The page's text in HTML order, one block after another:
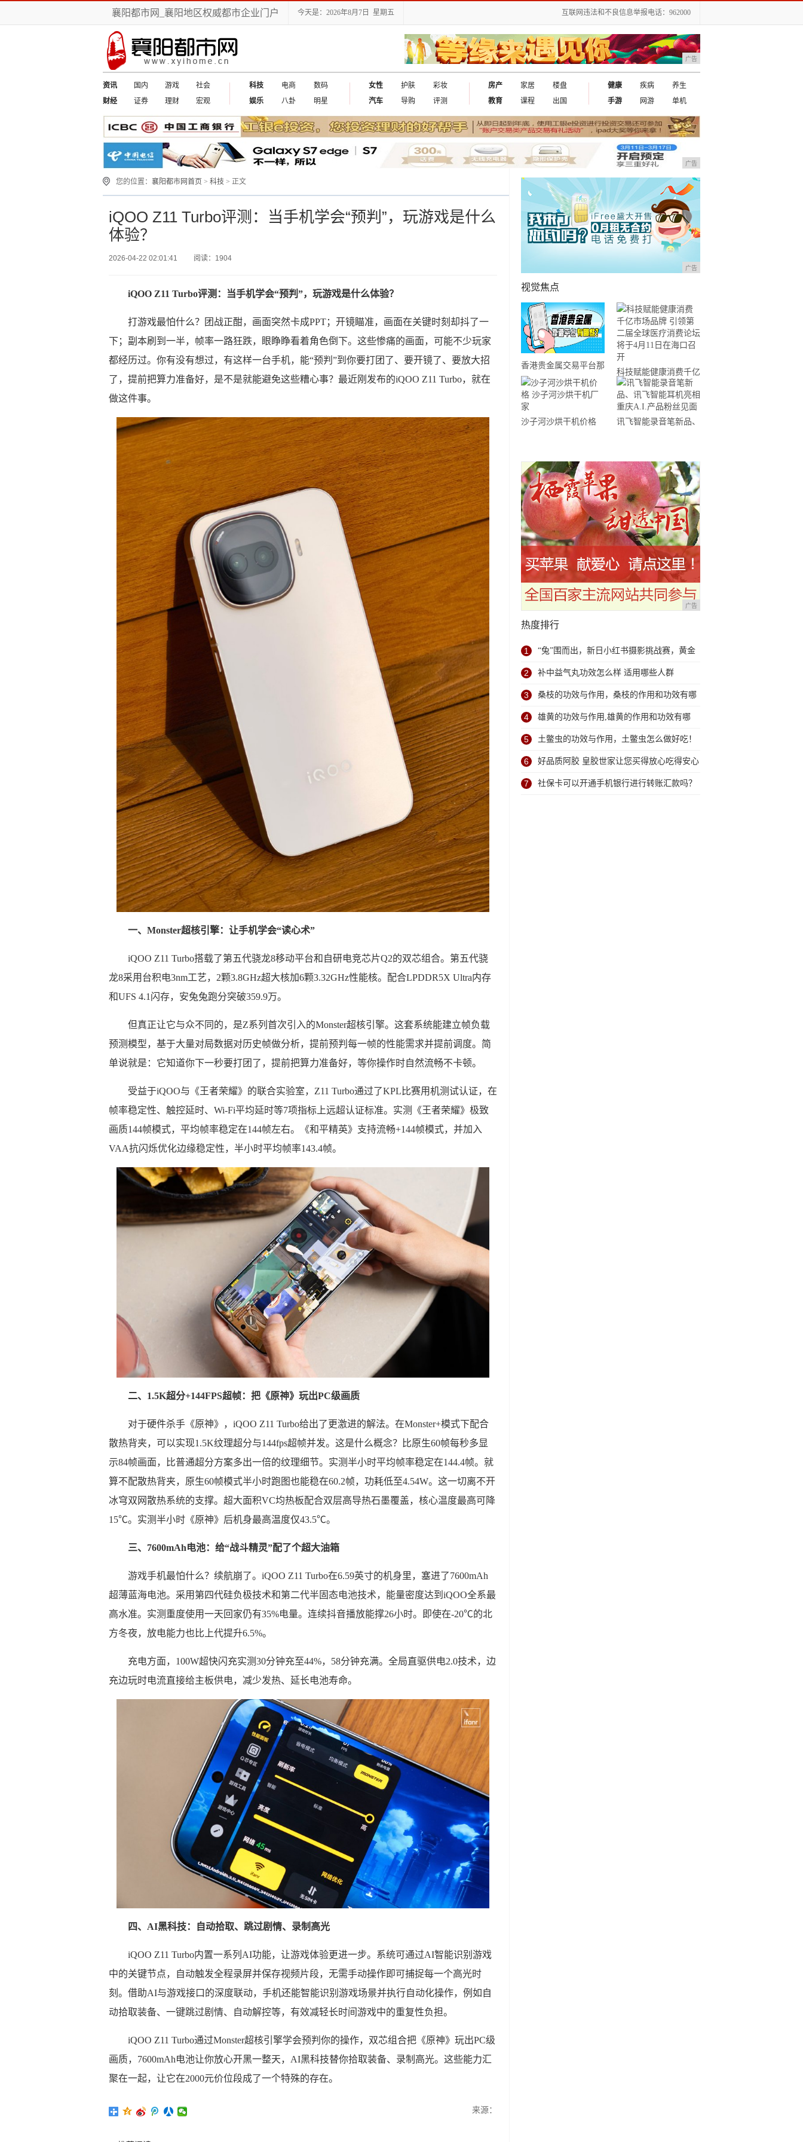
襄阳都市网_襄阳地区权威都市企业门户 今天是：2026年8月7日 星期五 互联网违法和不良信息举报电话：962000
广告
资讯 国内 游戏
社会
财经
证券 理财 宏观
科技 电商
数码
娱乐
八卦 明星
女性 护肤
彩妆
汽车
导购 评测
房产 家居
楼盘
教育
课程 出国
健康 疾病
养生
手游
网游 单机
广告
您的位置： 襄阳都市网首页 > 科技 > 正文
iQOO Z11 Turbo评测：当手机学会“预判”，玩游戏是什么
体验？
2026-04-22 02:01:41 阅读：1904
iQOO Z11 Turbo评测：当手机学会“预判”，玩游戏是什么体验？
打游戏最怕什么？团战正酣，画面突然卡成PPT；开镜瞄准，画面在关键时刻却抖了一
下；副本刷到一半，帧率一路狂跌，眼睁睁看着角色倒下。这些惨痛的画面，可能不少玩家
都经历过。你有没有想过，有这样一台手机，能“预判”到你要打团了、要开镜了、要放大招
了，提前把算力准备好，是不是就能避免这些糟心事？最近刚发布的iQOO Z11 Turbo，就在
做这件事。
一、Monster超核引擎：让手机学会“读心术”
iQOO Z11 Turbo搭载了第五代骁龙8移动平台和自研电竞芯片Q2的双芯组合。第五代骁
龙8采用台积电3nm工艺，2颗3.8GHz超大核加6颗3.32GHz性能核。配合LPDDR5X Ultra内存
和UFS 4.1闪存，安兔兔跑分突破359.9万。
但真正让它与众不同的，是Z系列首次引入的Monster超核引擎。这套系统能建立帧负载
预测模型，基于大量对局数据对历史帧做分析，提前预判每一帧的性能需求并提前调度。简
单说就是：它知道你下一秒要打团了，提前把算力准备好，等你操作时自然流畅不卡顿。
受益于iQOO与《王者荣耀》的联合实验室，Z11 Turbo通过了KPL比赛用机测试认证，在
帧率稳定性、触控延时、Wi-Fi平均延时等7项指标上远超认证标准。实测《王者荣耀》极致
画质144帧模式，平均帧率稳定在144帧左右。《和平精英》支持流畅+144帧模式，并加入
VAA抗闪烁优化边缘稳定性，半小时平均帧率143.4帧。
二、1.5K超分+144FPS超帧：把《原神》玩出PC级画质
对于硬件杀手《原神》，iQOO Z11 Turbo给出了更激进的解法。在Monster+模式下配合
散热背夹，可以实现1.5K纹理超分与144fps超帧并发。这是什么概念？比原生60帧每秒多显
示84帧画面，比普通超分方案多出一倍的纹理细节。实测半小时平均帧率稳定在144.4帧。就
算不配散热背夹，原生60帧模式半小时跑图也能稳在60.2帧，功耗低至4.54W。这一切离不开
冰穹双网散热系统的支撑。超大面积VC均热板配合双层高导热石墨覆盖，核心温度最高可降
15℃。实测半小时《原神》后机身最高温度仅43.5℃。
三、7600mAh电池：给“战斗精灵”配了个超大油箱
游戏手机最怕什么？续航崩了。iQOO Z11 Turbo在6.59英寸的机身里，塞进了7600mAh
超薄蓝海电池。采用第四代硅负极技术和第二代半固态电池技术，能量密度达到iQOO全系最
高水准。实测重度使用一天回家仍有35%电量。连续抖音播放能撑26小时。即使在-20℃的北
方冬夜，放电能力也比上代提升6.5%。
充电方面，100W超快闪充实测30分钟充至44%，58分钟充满。全局直驱供电2.0技术，边
充边玩时电流直接给主板供电，减少发热、延长电池寿命。
四、AI黑科技：自动拾取、跳过剧情、录制高光
iQOO Z11 Turbo内置一系列AI功能，让游戏体验更进一步。系统可通过AI智能识别游戏
中的关键节点，自动触发全程录屏并保存视频片段，无需手动操作即可捕捉每一个高光时
刻。借助AI与游戏接口的深度联动，手机还能智能识别游戏场景并执行自动化操作，例如自
动拾取装备、一键跳过剧情、自动解控等，有效减轻长时间游戏中的重复性负担。
iQOO Z11 Turbo通过Monster超核引擎学会预判你的操作，双芯组合把《原神》玩出PC级
画质，7600mAh电池让你放心开黑一整天，AI黑科技替你拾取装备、录制高光。这些能力汇
聚在一起，让它在2000元价位段成了一个特殊的存在。
来源：
广告
视觉焦点
香港贵金属交易平台那
个好？5个实用平台推
荐！
科技赋能健康消费千亿
市场品牌 引领第二届
全球医疗消费论坛将于
4月11日在海口召开
沙子河沙烘干机价格
讯飞智能录音笔新品、
广告
热度排行
1 “兔”围而出，新日小红书摄影挑战赛，黄金
免费送！
2 补中益气丸功效怎么样 适用哪些人群
3 桑枝的功效与作用，桑枝的作用和功效有哪
些？
4 雄黄的功效与作用,雄黄的作用和功效有哪
些？
5 土鳖虫的功效与作用，土鳖虫怎么做好吃！
6 好品质阿胶 皇胶世家让您买得放心吃得安心
7 社保卡可以开通手机银行进行转账汇款吗？